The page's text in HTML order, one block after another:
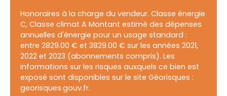
Honoraires à la charge du vendeur. Classe énergie
C, Classe climat A Montant estimé des dépenses
annuelles d'énergie pour un usage standard :
entre 2829.00 € et 3829.00 € sur les années 2021,
2022 et 2023 (abonnements compris). Les
informations sur les risques auxquels ce bien est
exposé sont disponibles sur le site Géorisques :
georisques.gouv.fr.